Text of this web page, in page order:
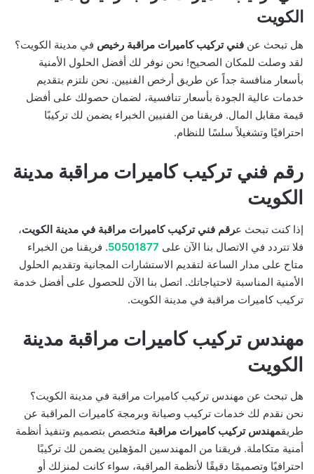
الكويت
هل تبحث عن فني تركيب كاميرات مراقبة رخيص في مدينة الكويت؟
لقد وصلت للمكان الصحيح! نحن نوفر لك أفضل الحلول الأمنية
بأسعار منافسة جداً عن طريق أرخص الفنيين. نحن نلتزم بتقديم
خدمات عالية الجودة بأسعار تنافسية، لضمان حصولك على أفضل
قيمة مقابل المال. فريقنا من الفنيين الخبراء يضمن لك تركيبًا
احترافيًا وتشغيلاً سلسًا للنظام.
رقم فني تركيب كاميرات مراقبة مدينة
الكويت
إذا كنت تبحث عرقم فني تركيب كاميرات مراقبة في مدينة الكويت،
فلا تتردد في الاتصال بنا الآن على 50501877. فريقنا من الخبراء
متاح على مدار الساعة لتقديم الاستشارات المجانية وتقديم الحلول
الأمنية المناسبة لاحتياجاتك. اتصل بنا الآن للحصول على أفضل خدمة
تركيب كاميرات مراقبة في مدينة الكويت.
مهندس تركيب كاميرات مراقبة مدينة
الكويت
هل تبحث عن مهندس تركيب كاميرات مراقبة في مدينة الكويت؟
نحن نقدم لك خدمات تركيب وصيانة وبرمجة كاميرات المراقبة عن
طريقمهندس تركيب كاميرات مراقبة متخصص بتصميم وتنفيذ أنظمة
أمنية متكاملة. فريقنا من المهندسين المؤهلين يضمن لك تركيبًا
احترافيًا وتصميمًا دقيقًا لأنظمة المراقبة، سواء كانت لمنزلك أو